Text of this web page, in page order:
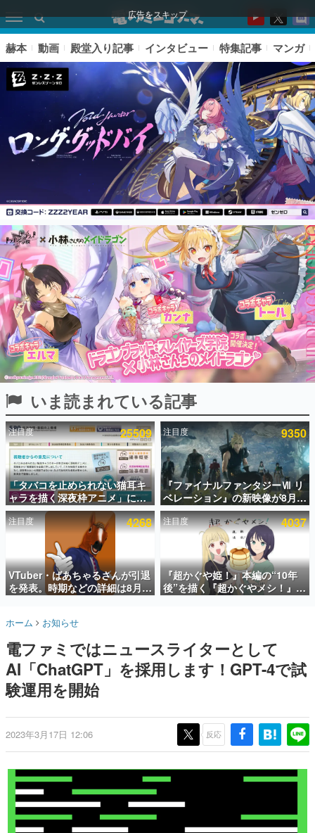
広告をスキップ
ピックアップ
電ファミのいま読まれている記事ランキング
アプリセール情報
インタビュー
連載・特集一覧
殿堂入り記事
SNS拡散数が数千以上！ ページビュー数万以上！ などな
ど。多くの人々に読まれた、電ファミ渾身の“殿堂入り”記
事をまとめました。
ゲームの企画書
名作ゲームクリエイターの方々に製作時のエピソードをお
聞きし、ヒットする企画（ゲーム）とは何か？を探ってい
きます。
赫本
この物語を解いてはいけない。『赫本』は、〈試験問題〉
の形をした短編ホラー小説集です。
新世代に訊く
これからのデジタルゲーム市場を担う若きクリエイター達
の姿を追い、彼らのルーツと情熱を探っていきます。
ゲームに多大な影響を受けた作家さんに取材し、ゲームが
日本のコンテンツ産業やカルチャーに与えた影響を探る企
画です。
日本モバイルゲーム産業史
日本のモバイルゲーム史における主要なトピック・タイト
ルを網羅するほか、開発者へのインタビューや識者による
若ゲのいたり〜ゲームクリエイターの青春〜
『うつヌケ』『ペンと箸』等で知られるマンガ家・田中圭
一先生によるゲーム業界レポートマンガです。
なんでゲームは面白い？
ゲーム開発者・hamatsu氏がゲームの魅力を画面や操作の
具体的な形から解き明かしていく、硬派で骨太な評論連載
です。
赫本 動画 殿堂入り記事 インタビュー 特集記事 マンガ
いま読まれている記事
注目度 25509
「タバコを止められない猫耳キ
ャラを描く深夜枠アニメ」に視
聴者の一部から批判意見。違法
薬物の使用と思しき描写も含め
て、BPOが議論を交わす
注目度 9350
『ファイナルファンタジーⅦ リ
ベレーション』の新映像が8月
26日早朝に公開へ。『FF7』リ
メイクシリーズの完結編、
「gamescom」のオープニング
ナイトライブにてディレクター
の浜口直樹氏が登壇する予定
注目度 4268
VTuber・ばあちゃるさんが引退
を発表。時期などの詳細は8月9
日15時からの配信で説明
注目度 4037
『超かぐや姫！』本編の“10年
後”を描く『超かぐやメシ！』
Web連載決定。新たなWebマン
ホーム お知らせ
電ファミではニュースライターとして
AI「ChatGPT」を採用します！GPT-4で試
験運用を開始
2023年3月17日 12:06 反応